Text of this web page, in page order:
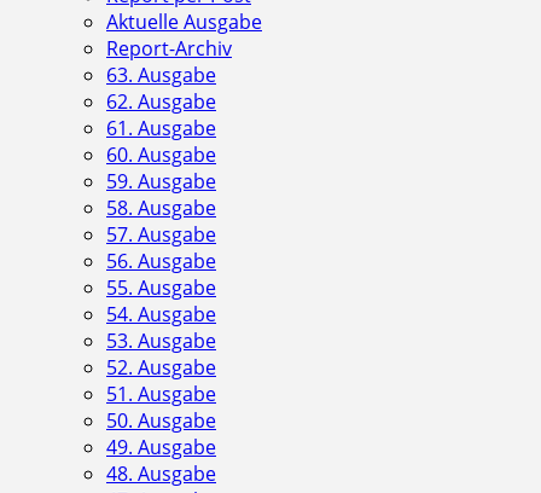
Aktuelle Ausgabe
Report-Archiv
63. Ausgabe
62. Ausgabe
61. Ausgabe
60. Ausgabe
59. Ausgabe
58. Ausgabe
57. Ausgabe
56. Ausgabe
55. Ausgabe
54. Ausgabe
53. Ausgabe
52. Ausgabe
51. Ausgabe
50. Ausgabe
49. Ausgabe
48. Ausgabe